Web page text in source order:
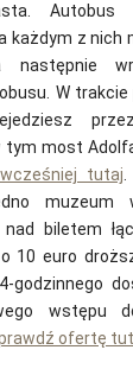
każdym z nich
następnie
W
tym most
tutaj
muzeum
biletem
10 euro
godzinnego
wstępu
ofertę